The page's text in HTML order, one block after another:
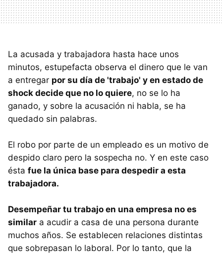
La acusada y trabajadora hasta hace unos
minutos, estupefacta observa el dinero que le van
a entregar por su día de 'trabajo' y en estado de
shock decide que no lo quiere, no se lo ha
ganado, y sobre la acusación ni habla, se ha
quedado sin palabras.
El robo por parte de un empleado es un motivo de
despido claro pero la sospecha no. Y en este caso
ésta fue la única base para despedir a esta
trabajadora.
Desempeñar tu trabajo en una empresa no es
similar a acudir a casa de una persona durante
muchos años. Se establecen relaciones distintas
que sobrepasan lo laboral. Por lo tanto, que la